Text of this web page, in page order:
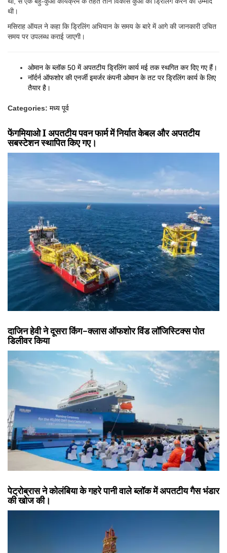
थी।
मसिराह ऑयल ने कहा कि ड्रिलिंग अभियान के समय के बारे में आगे की जानकारी उचित
समय पर उपलब्ध कराई जाएगी।
ओमान के ब्लॉक 50 में अपतटीय ड्रिलिंग कार्य मई तक स्थगित कर दिए गए हैं।
नॉर्दर्न ऑफशोर की एनर्जी इमर्जर कंपनी ओमान के तट पर ड्रिलिंग कार्य के लिए
तैयार है।
Categories: मध्य पूर्व
फेंगमियाओ I अपतटीय पवन फार्म में निर्यात केबल और अपतटीय
सबस्टेशन स्थापित किए गए।
दाजिन हेवी ने दूसरा किंग-क्लास ऑफशोर विंड लॉजिस्टिक्स पोत
डिलीवर किया
पेट्रोब्रास ने कोलंबिया के गहरे पानी वाले ब्लॉक में अपतटीय गैस भंडार
की खोज की।